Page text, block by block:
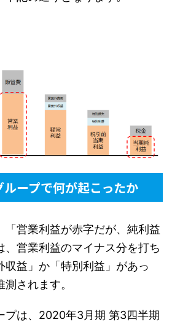
ープで何が起こったか
「営業利益が赤字だが、純利益
、営業利益のマイナス分を打ち
収益」か「特別利益」があっ
されます。
プは、2020年3月期 第3四半期